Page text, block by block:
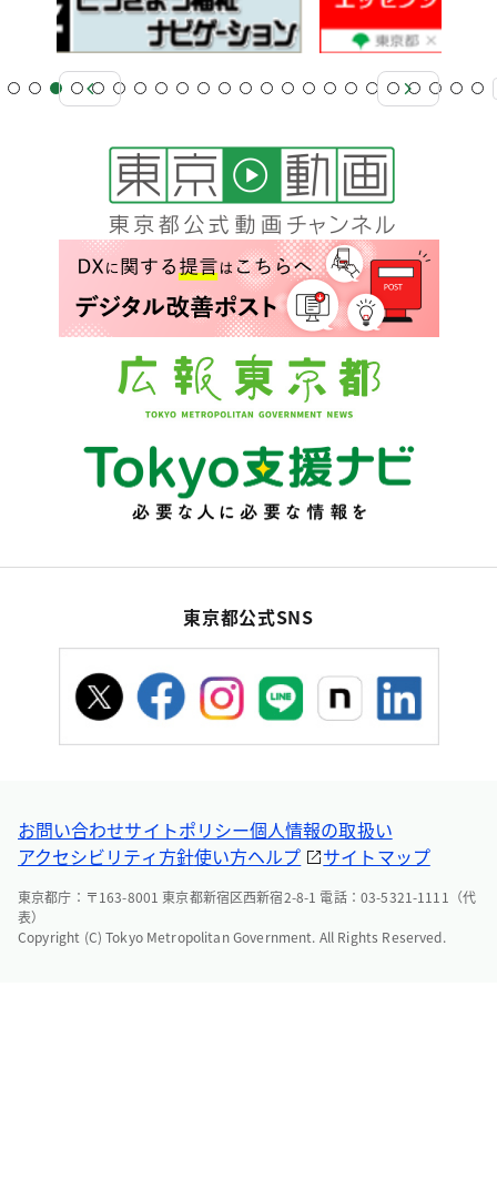
東京都公式SNS
お問い合わせサイトポリシー個人情報の取扱い
アクセシビリティ方針使い方ヘルプ サイトマップ
東京都庁：〒163-8001 東京都新宿区西新宿2-8-1 電話：03-5321-1111（代
表）
Copyright (C) Tokyo Metropolitan Government. All Rights Reserved.